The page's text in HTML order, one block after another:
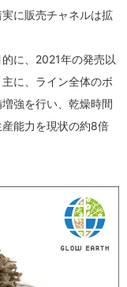
に販売チャネルは拡
に、2021年の発売以
に、ライン全体のボ
強を行い、乾燥時間
能力を現状の約8倍